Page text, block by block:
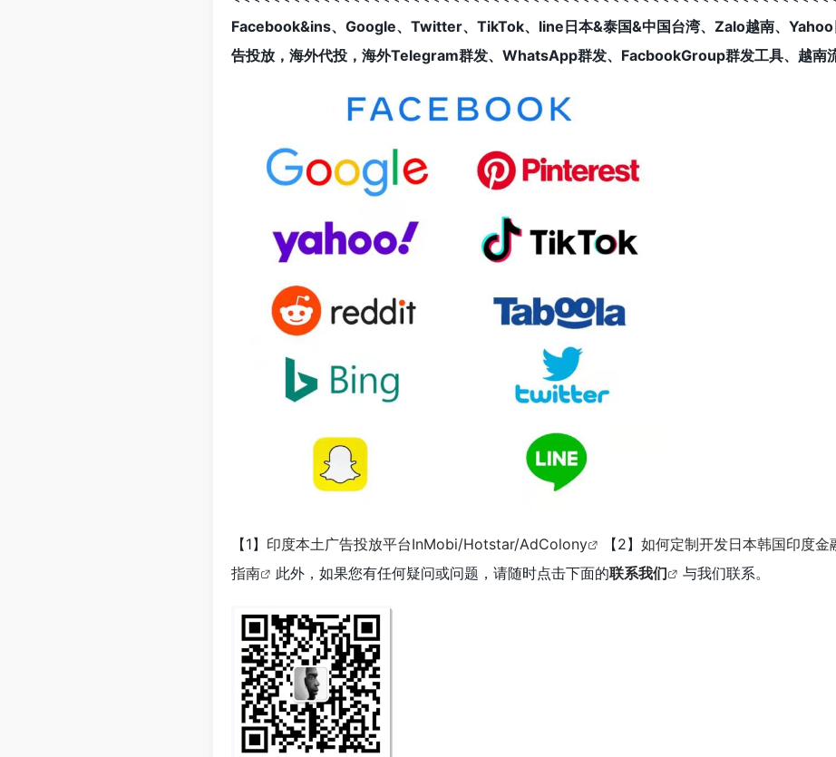
Facebook&ins、Google、Twitter、TikTok、line日本&泰国&中国台湾、Zalo越南、
告投放，海外代投，海外Telegram群发、WhatsApp群发、FacbookGroup群发工具、越南
【1】 印度本土广告投放平台InMobi/Hotstar/AdColony 【2】 如何定制开发日本韩国印度金
指南
此外，如果您有任何疑问或问题，请随时点击下面的联系我们 与我们联系。